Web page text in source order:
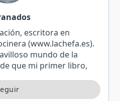
escritora en
(www.lachefa.es).
mundo de la
que mi primer libro,